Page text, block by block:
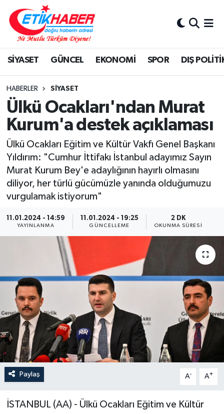
SİYASET GÜNCEL EKONOMİ SPOR DIŞ
HABERLER SİYASET
Ülkü Ocakları'ndan Murat
Kurum'a destek açıklaması
Ülkü Ocakları Eğitim ve Kültür Vakfı Genel Başkanı
Yıldırım: "Cumhur İttifakı İstanbul adayımız Sayın
Murat Kurum Bey'e adaylığının hayırlı olmasını
diliyor, her türlü gücümüzle yanında olduğumuzu
vurgulamak istiyorum"
11.01.2024 - 14:59
YAYINLANMA
11.01.2024 - 19:25
GÜNCELLEME
2 DK
OKUNMA SÜRESI
Paylaş A- A+
İSTANBUL (AA) - Ülkü Ocakları Eğitim ve Kültür
BİLİM-TEKNOLOJİ
DIŞ POLİTİKA
DÜNYA
EĞİTİM GENÇLİK
EKONOMİ
KÖŞE YAZILARI
KÜLTÜR-SANAT-MAGAZİN
MEDYA
ÖZEL HABER
RÖPORTAJLAR
SAĞLIK
SİYASET
GÜNCEL
SPOR
Nöbetçi Eczaneler
Hava Durumu
İstanbul Namaz Vakitleri
Trafik Durumu
Süper Lig Puan Durumu ve Fikstür
Tüm Manşetler
Son Dakika Haberleri
Haber Arşivi